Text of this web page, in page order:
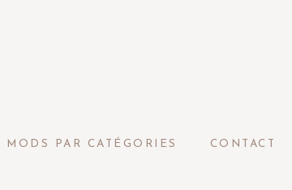
MODS PAR CATÉGORIES CONTACT